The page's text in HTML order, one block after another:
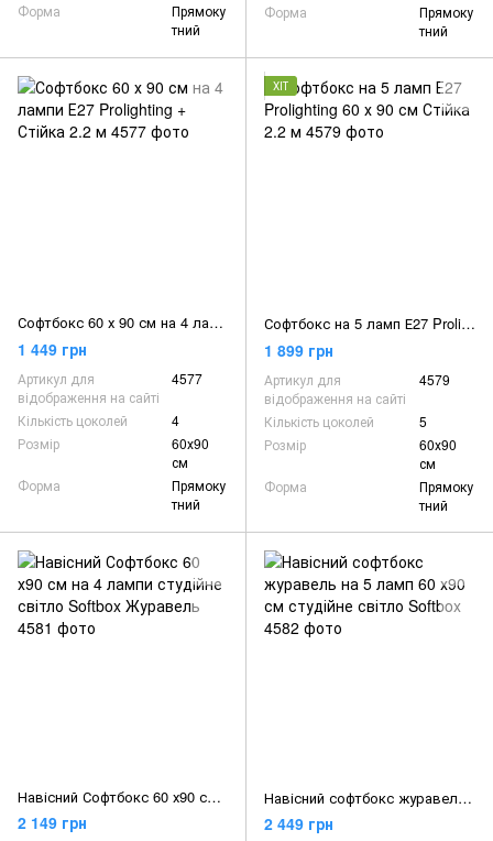
Форма
Прямоку
тний
Форма
Прямоку
тний
Софтбокс 60 х 90 см на 4 лампи Е27 Prolighting + Стійка 2.2 м
1 449 грн
Артикул для
відображення на сайті
4577
Кількість цоколей
4
Розмір
60х90
см
Форма
Прямоку
тний
ХІТ
Софтбокс на 5 ламп Е27 Prolighting 60 х 90 см Стійка 2.2 м
1 899 грн
Артикул для
відображення на сайті
4579
Кількість цоколей
5
Розмір
60х90
см
Форма
Прямоку
тний
Навісний Софтбокс 60 х90 см на 4 лампи студійне світло Softbox Журавель
2 149 грн
Навісний софтбокс журавель на 5 ламп 60 х90 см студійне світло Softbox
2 449 грн